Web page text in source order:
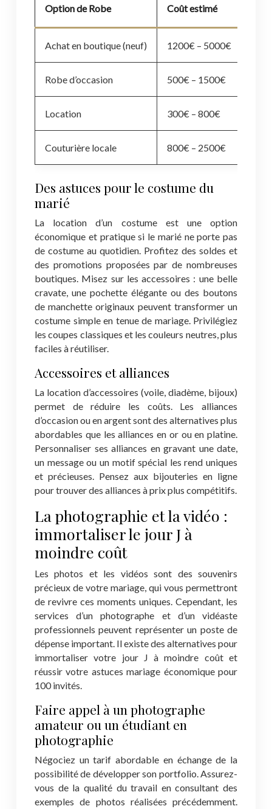
Option de Robe Coût estimé
Achat en boutique (neuf) 1200€ – 5000€
Robe d’occasion 500€ – 1500€
Location 300€ – 800€
Couturière locale 800€ – 2500€
Des astuces pour le costume du
marié
La location d’un costume est une option
économique et pratique si le marié ne porte pas
de costume au quotidien. Profitez des soldes et
des promotions proposées par de nombreuses
boutiques. Misez sur les accessoires : une belle
cravate, une pochette élégante ou des boutons
de manchette originaux peuvent transformer un
costume simple en tenue de mariage. Privilégiez
les coupes classiques et les couleurs neutres, plus
faciles à réutiliser.
Accessoires et alliances
La location d’accessoires (voile, diadème, bijoux)
permet de réduire les coûts. Les alliances
d’occasion ou en argent sont des alternatives plus
abordables que les alliances en or ou en platine.
Personnaliser ses alliances en gravant une date,
un message ou un motif spécial les rend uniques
et précieuses. Pensez aux bijouteries en ligne
pour trouver des alliances à prix plus compétitifs.
La photographie et la vidéo :
immortaliser le jour J à
moindre coût
Les photos et les vidéos sont des souvenirs
précieux de votre mariage, qui vous permettront
de revivre ces moments uniques. Cependant, les
services d’un photographe et d’un vidéaste
professionnels peuvent représenter un poste de
dépense important. Il existe des alternatives pour
immortaliser votre jour J à moindre coût et
réussir votre astuces mariage économique pour
100 invités.
Faire appel à un photographe
amateur ou un étudiant en
photographie
Négociez un tarif abordable en échange de la
possibilité de développer son portfolio. Assurez-
vous de la qualité du travail en consultant des
exemples de photos réalisées précédemment.